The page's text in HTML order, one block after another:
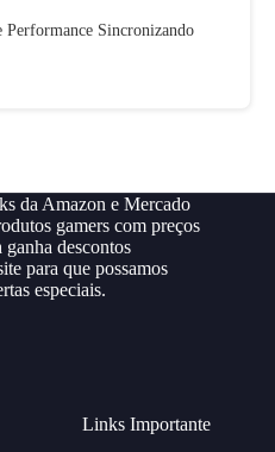
Sincronizando
da Amazon e Mercado
gamers com preços
descontos
para que possamos
especiais.
Links Importante